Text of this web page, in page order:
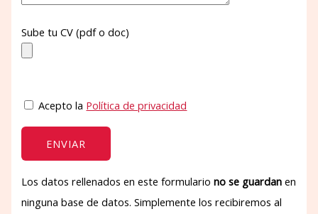
Sube tu CV (pdf o doc)
Acepto la Política de privacidad
Los datos rellenados en este formulariono se guardan en
ninguna base de datos. Simplemente los recibiremos al